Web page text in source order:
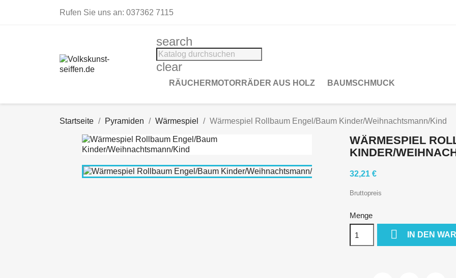
Rufen Sie uns an: 037362 7115
search
clear
RÄUCHERMOTORRÄDER AUS HOLZ BAUMSCHMUCK
Startseite Pyramiden Wärmespiel Wärmespiel Rollbaum Engel/Baum Kinder/Weihnachtsmann/Kind
WÄRMESPIEL
KINDER/
32,21 €
Bruttopreis
Menge
 IN DEN